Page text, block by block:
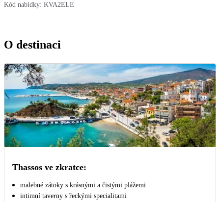
Kód nabídky: KVA2ELE
O destinaci
Thassos ve zkratce:
malebné zátoky s krásnými a čistými plážemi
intimní taverny s řeckými specialitami